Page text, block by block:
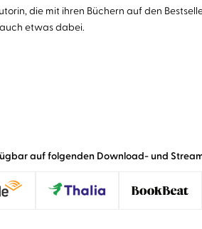
die mit ihren Büchern auf den
etwas dabei.
auf folgenden Download- und